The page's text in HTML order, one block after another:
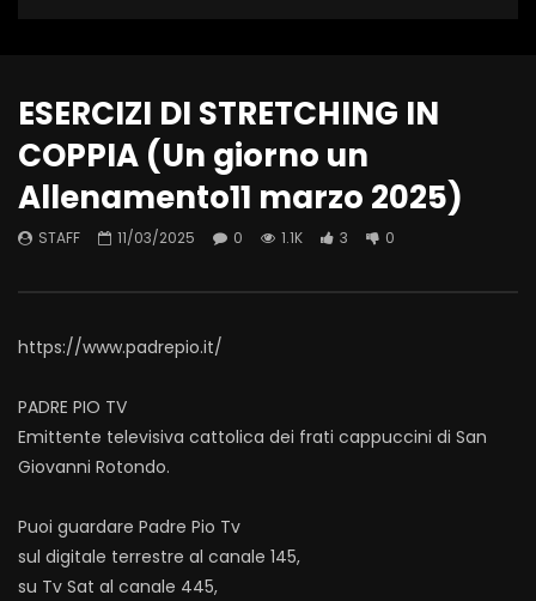
ESERCIZI DI STRETCHING IN
COPPIA (Un giorno un
Allenamento11 marzo 2025)
STAFF 11/03/2025 0 1.1K 3 0
https://www.padrepio.it/
PADRE PIO TV
Emittente televisiva cattolica dei frati cappuccini di San
Giovanni Rotondo.
Puoi guardare Padre Pio Tv
sul digitale terrestre al canale 145,
su Tv Sat al canale 445,